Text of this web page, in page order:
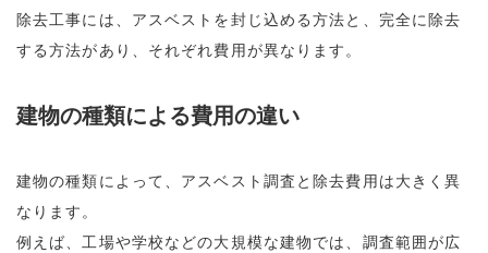
除去工事には、アスベストを封じ込める方法と、完全に除去
する方法があり、それぞれ費用が異なります。
建物の種類による費用の違い
建物の種類によって、アスベスト調査と除去費用は大きく異
なります。
例えば、工場や学校などの大規模な建物では、調査範囲が広